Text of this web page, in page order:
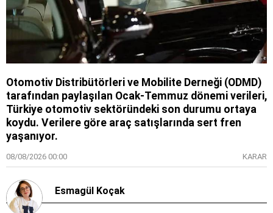
Otomotiv Distribütörleri ve Mobilite Derneği (ODMD)
tarafından paylaşılan Ocak-Temmuz dönemi verileri,
Türkiye otomotiv sektöründeki son durumu ortaya
koydu. Verilere göre araç satışlarında sert fren
yaşanıyor.
08/08/2026 00:00 KARAR
Esmagül Koçak